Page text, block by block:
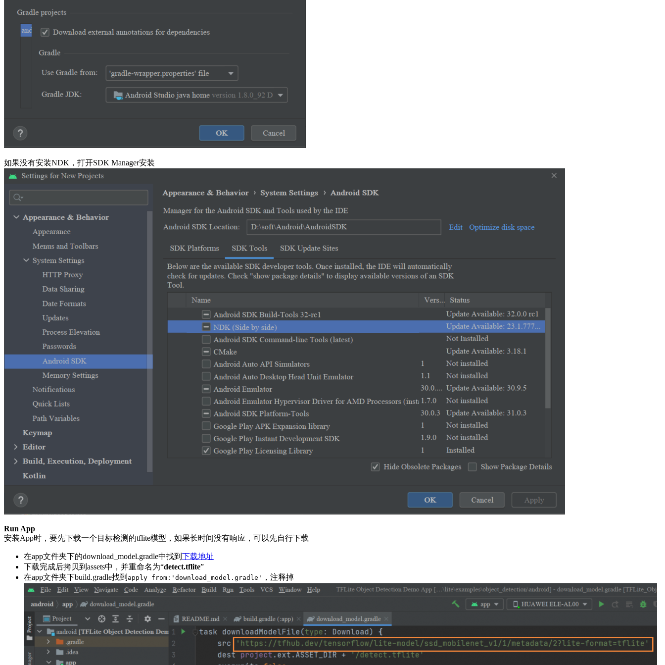
如果没有安装NDK，打开SDK Manager安装
Run App
安装App时，要先下载一个目标检测的tflite模型，如果长时间没有响应，可以先自行下载
在app文件夹下的download_model.gradle中找到 下载地址
下载完成后拷贝到assets中，并重命名为“detect.tflite”
在app文件夹下build.gradle找到 apply from:'download_model.gradle' ，注释掉